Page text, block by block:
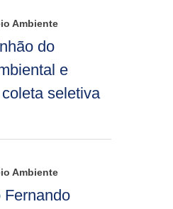
Ambiente
do
e
seletiva
Ambiente